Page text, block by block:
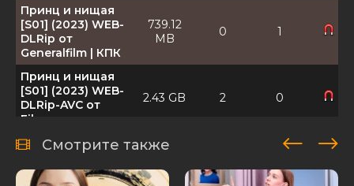
Принц и нищая
[S01] (2023) WEB-
DLRip от
Generalfilm | КПК
739.12
MB
0 1
Принц и нищая
[S01] (2023) WEB-
DLRip-AVC от
Files-х
2.43 GB 2 0
Принц и нищая
[S01] (2023) WEB-
DLRip
Смотрите также